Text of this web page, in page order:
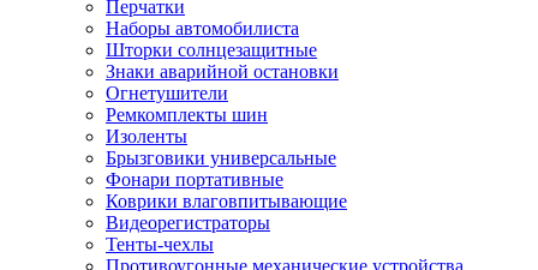
Перчатки
Наборы автомобилиста
Шторки солнцезащитные
Знаки аварийной остановки
Огнетушители
Ремкомплекты шин
Изоленты
Брызговики универсальные
Фонари портативные
Коврики влаговпитывающие
Видеорегистраторы
Тенты-чехлы
Противоугонные механические устройства